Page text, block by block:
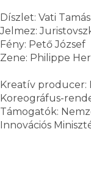
Díszlet: Vati Tamás
Jelmez:
Fény: Pető József
Zene: Philippe
Kreatív producer:
Koreográfus-
Támogatók:
Innovációs